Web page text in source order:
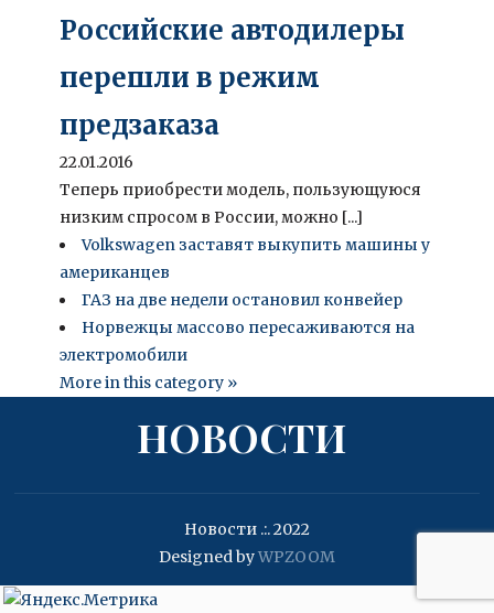
Российские автодилеры
перешли в режим
предзаказа
22.01.2016
Теперь приобрести модель, пользующуюся
низким спросом в России, можно [...]
Volkswagen заставят выкупить машины у
американцев
ГАЗ на две недели остановил конвейер
Норвежцы массово пересаживаются на
электромобили
More in this category »
НОВОСТИ
Новости .:. 2022
Designed byWPZOOM